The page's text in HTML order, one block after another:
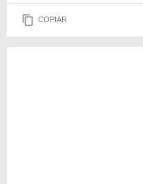
COPIAR